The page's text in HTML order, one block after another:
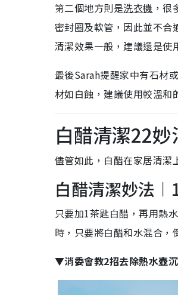
第二個地方則是洗衣機 ，
密封圈及軟管，因此並不合
清潔效果一般，建議還是使
最後Sarah提醒家中有石材或
材如白蝕，建議使用較溫和
白醋清潔22妙
儘管如此，白醋在家居清潔
白醋清潔妙法
只要加1茶匙白醋，再用熱
時，只要將白醋和水混合，
▼消委會教2招去除熱水壺